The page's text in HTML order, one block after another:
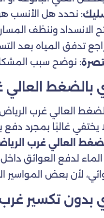
: نحدد هل الأنسب
الانسداد وننظف
تدفق المياه بعد
: نوضح سبب
بالضغط العالي
يختفي غالبًا بمجرد
العالي غرب
لدفع العوائق داخل
لأن بعض المواسير
بدون تكسير